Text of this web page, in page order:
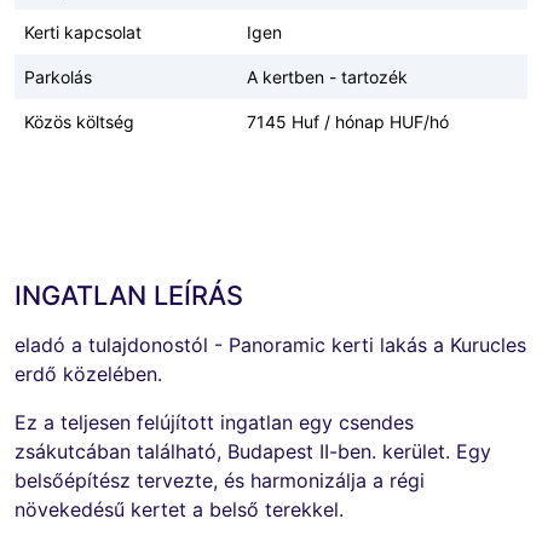
Kerti kapcsolat Igen
Parkolás A kertben - tartozék
Közös költség 7145 Huf / hónap HUF/hó
INGATLAN LEÍRÁS
eladó a tulajdonostól - Panoramic kerti lakás a Kurucles
erdő közelében.
Ez a teljesen felújított ingatlan egy csendes
zsákutcában található, Budapest II-ben. kerület. Egy
belsőépítész tervezte, és harmonizálja a régi
növekedésű kertet a belső terekkel.